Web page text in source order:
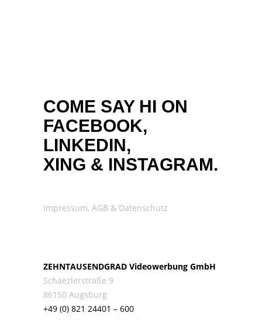
COME SAY HI ON
FACEBOOK,
LINKEDIN,
XING & INSTAGRAM.
Impressum, AGB & Datenschutz
ZEHNTAUSENDGRAD Videowerbung GmbH
Schaezlerstraße 9
86150 Augsburg
+49 (0) 821 24401 – 600